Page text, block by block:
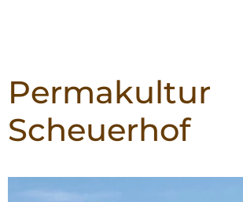
Permakultur
Scheuerhof